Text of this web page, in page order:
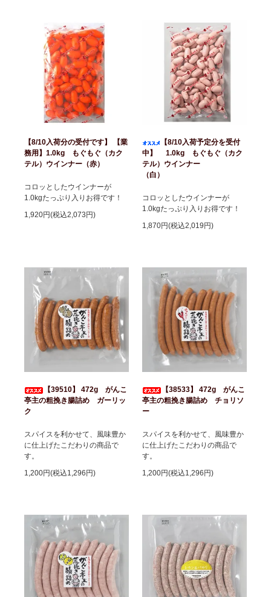
【8/10入荷分の受付です】 【業
務用】1.0kg もぐもぐ（カク
テル）ウインナー（赤）
コロッとしたウインナーが
1.0kgたっぷり入りお得です！
1,920円(税込2,073円)
【8/10入荷予定分を受付
中】 1.0kg もぐもぐ（カク
テル）ウインナー
（白）
コロッとしたウインナーが
1.0kgたっぷり入りお得です！
1,870円(税込2,019円)
【39510】 472g がんこ
亭主の粗挽き腸詰め ガーリッ
ク
スパイスを利かせて、風味豊か
に仕上げたこだわりの商品で
す。
1,200円(税込1,296円)
【38533】 472g がんこ
亭主の粗挽き腸詰め チョリソ
ー
スパイスを利かせて、風味豊か
に仕上げたこだわりの商品で
す。
1,200円(税込1,296円)